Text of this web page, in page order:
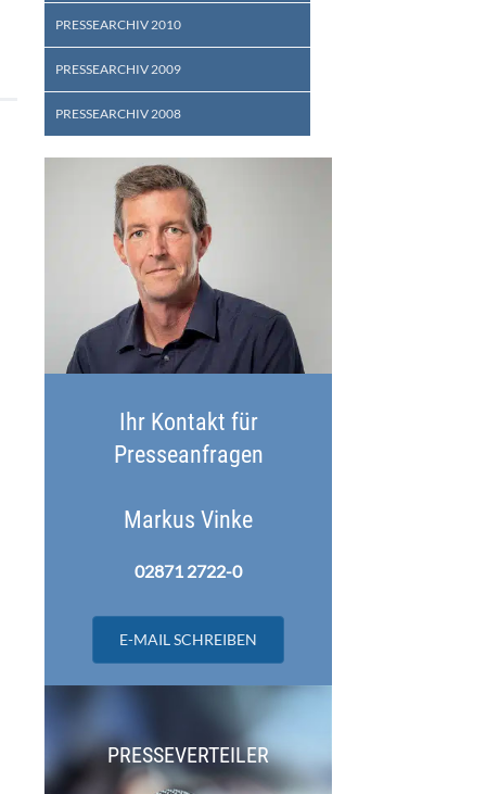
PRESSEARCHIV 2010
PRESSEARCHIV 2009
PRESSEARCHIV 2008
Ihr Kontakt für
Presseanfragen
Markus Vinke
02871 2722-0
E-MAIL SCHREIBEN
PRESSEVERTEILER